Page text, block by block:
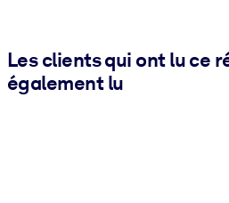
Les clients qui ont lu ce
également lu